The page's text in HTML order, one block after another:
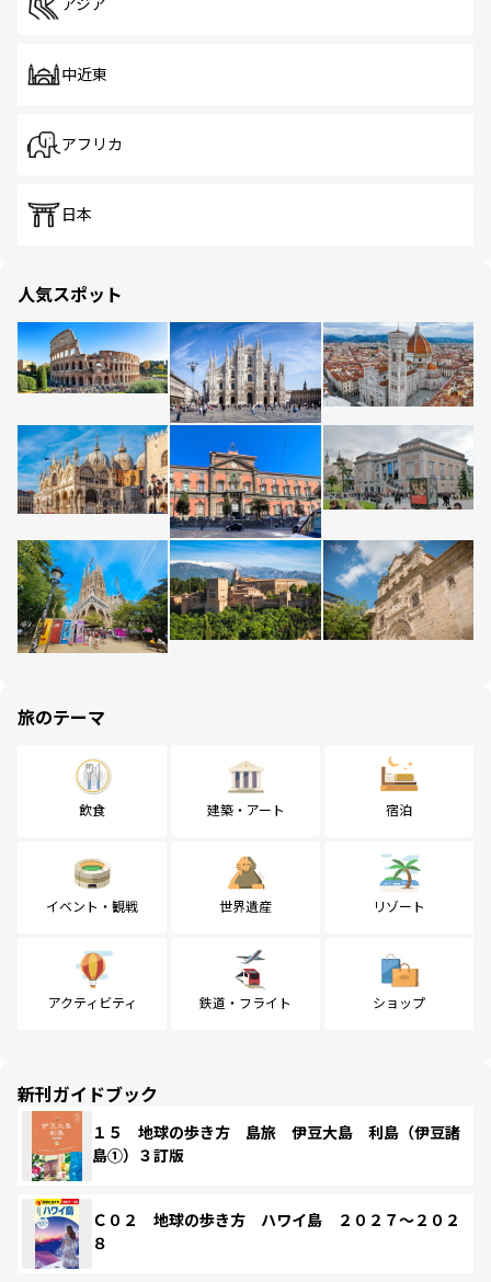
アジア
中近東
アフリカ
日本
人気スポット
旅のテーマ
飲食 建築・アート 宿泊
イベント・観戦 世界遺産 リゾート
アクティビティ 鉄道・フライト ショップ
新刊ガイドブック
１５ 地球の歩き方 島旅 伊豆大島 利島（伊豆諸
島①）３訂版
Ｃ０２ 地球の歩き方 ハワイ島 ２０２７～２０２
８